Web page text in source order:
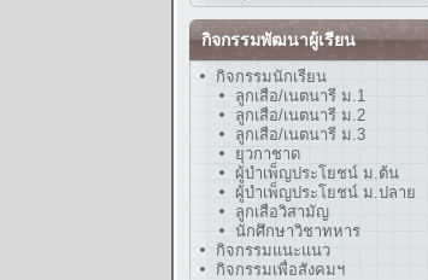
กิจกรรมพัฒนาผู้เรียน
กิจกรรมนักเรียน
ลูกเสือ/เนตนารี ม.1
ลูกเสือ/เนตนารี ม.2
ลูกเสือ/เนตนารี ม.3
ยุวกาชาด
ผู้บำเพ็ญประโยชน์ ม.ต้น
ผู้บำเพ็ญประโยชน์ ม.ปลาย
ลูกเสือวิสามัญ
นักศึกษาวิชาทหาร
กิจกรรมแนะแนว
กิจกรรมเพื่อสังคมฯ